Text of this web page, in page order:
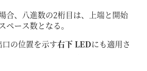
合、八進数の2桁目は、上端と開始
ペース数となる。
の位置を示す右下 LEDにも適用さ